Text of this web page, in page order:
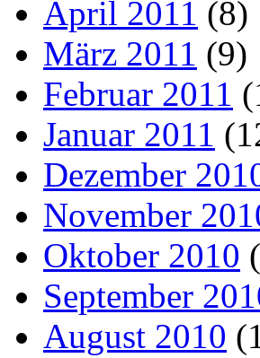
April 2011 (8)
März 2011 (9)
Februar 2011
Januar 2011
Dezember
November
Oktober 2010
September
August 2010